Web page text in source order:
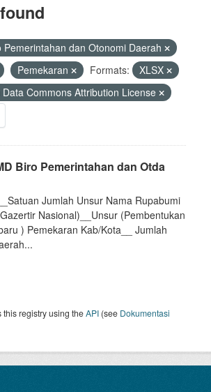
Pemerintahan dan Otonomi Daerah
Pemekaran Formats:
XLSX
Commons Attribution License
Biro Pemerintahan dan Otda
Jumlah Unsur Nama Rupabumi
Nasional)__Unsur (Pembentukan
) Pemekaran Kab/Kota__ Jumlah
this registry using theAPI (see Dokumentasi